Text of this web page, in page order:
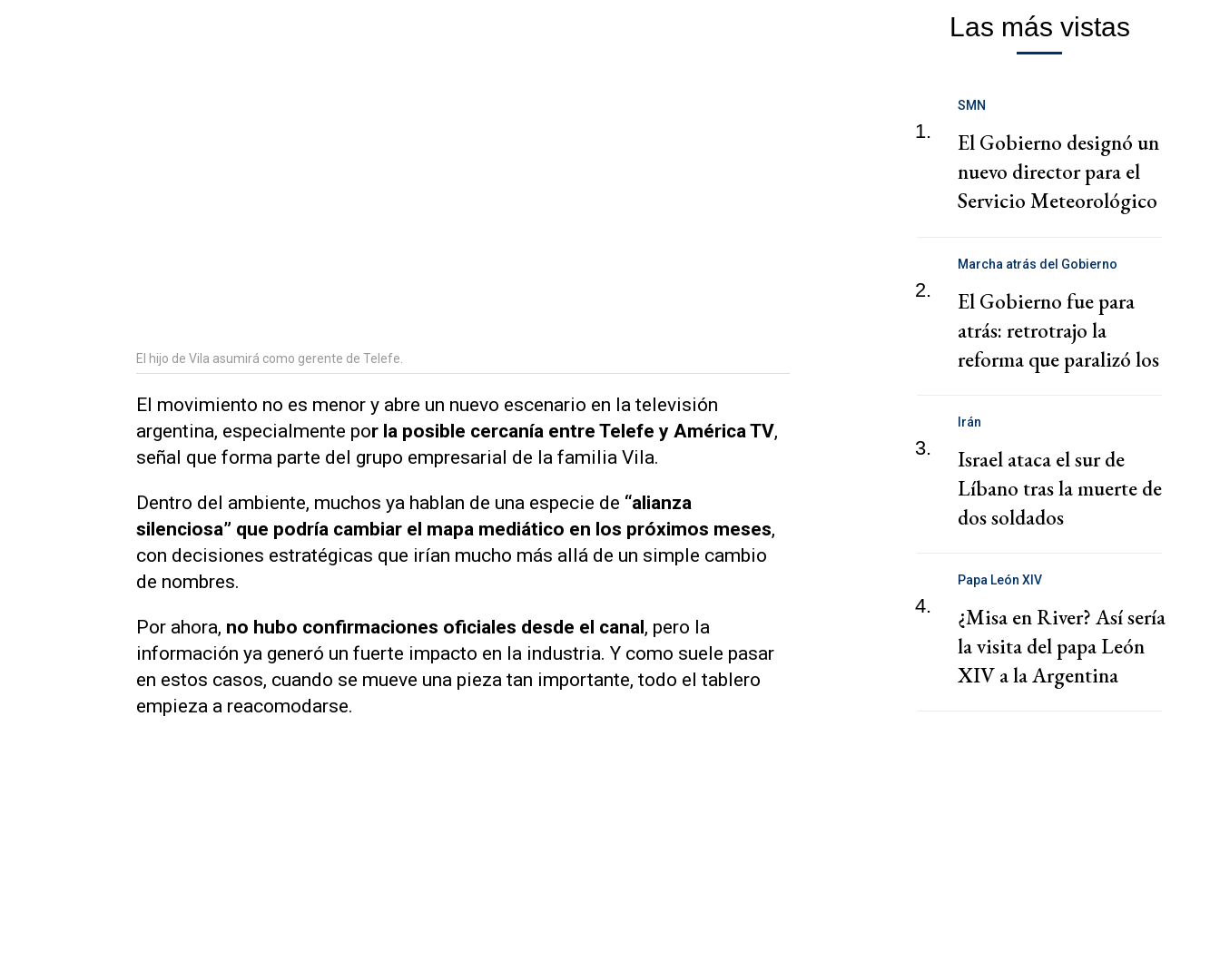
El hijo de Vila asumirá como gerente de Telefe.
El movimiento no es menor y abre un nuevo escenario en la televisión
argentina, especialmente por la posible cercanía entre Telefe y América TV,
señal que forma parte del grupo empresarial de la familia Vila.
Dentro del ambiente, muchos ya hablan de una especie de “alianza
silenciosa” que podría cambiar el mapa mediático en los próximos meses,
con decisiones estratégicas que irían mucho más allá de un simple cambio
de nombres.
Por ahora, no hubo confirmaciones oficiales desde el canal, pero la
información ya generó un fuerte impacto en la industria. Y como suele pasar
en estos casos, cuando se mueve una pieza tan importante, todo el tablero
empieza a reacomodarse.
Las más vistas
1.
SMN
El Gobierno designó un
nuevo director para el
Servicio Meteorológico
2.
Marcha atrás del Gobierno
El Gobierno fue para
atrás: retrotrajo la
reforma que paralizó los
3.
Irán
Israel ataca el sur de
Líbano tras la muerte de
dos soldados
4.
Papa León XIV
¿Misa en River? Así sería
la visita del papa León
XIV a la Argentina